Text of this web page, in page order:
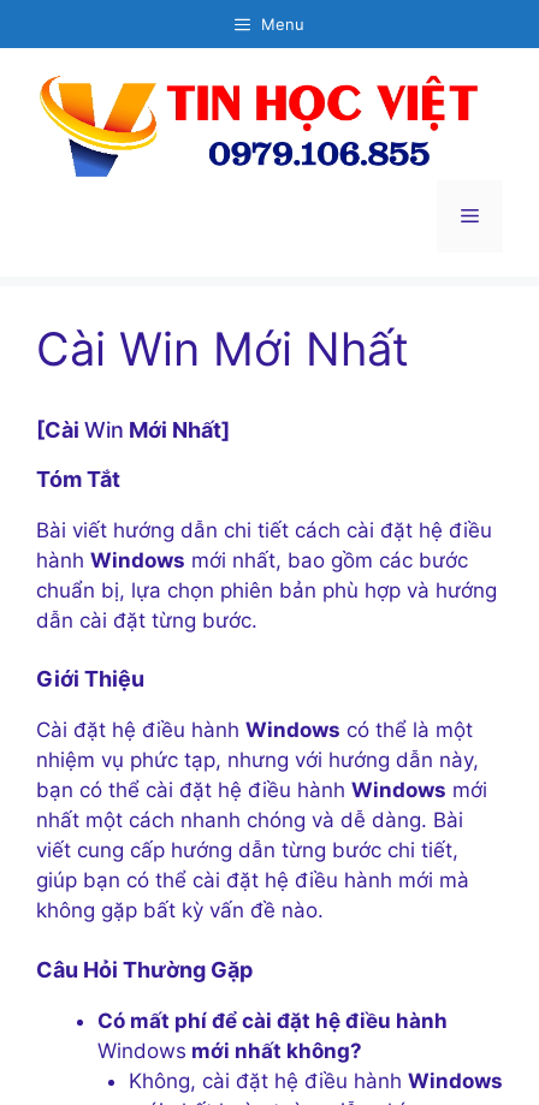
đến
dung
Menu
Menu
Cài Win Mới Nhất
[Cài Win Mới Nhất]
Tóm Tắt
Bài viết hướng dẫn chi tiết cách cài đặt hệ điều
hành Windows mới nhất, bao gồm các bước
chuẩn bị, lựa chọn phiên bản phù hợp và hướng
dẫn cài đặt từng bước.
Giới Thiệu
Cài đặt hệ điều hành Windows có thể là một
nhiệm vụ phức tạp, nhưng với hướng dẫn này,
bạn có thể cài đặt hệ điều hành Windows mới
nhất một cách nhanh chóng và dễ dàng. Bài
viết cung cấp hướng dẫn từng bước chi tiết,
giúp bạn có thể cài đặt hệ điều hành mới mà
không gặp bất kỳ vấn đề nào.
Câu Hỏi Thường Gặp
Có mất phí để cài đặt hệ điều hành
Windows mới nhất không?
Không, cài đặt hệ điều hành Windows